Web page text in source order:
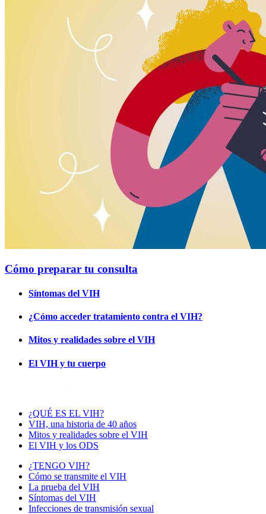
Cómo preparar tu consulta
Síntomas del VIH
¿Cómo acceder tratamiento contra el VIH?
Mitos y realidades sobre el VIH
El VIH y tu cuerpo
¿QUÉ ES EL VIH?
VIH, una historia de 40 años
Mitos y realidades sobre el VIH
El VIH y los ODS
¿TENGO VIH?
Cómo se transmite el VIH
La prueba del VIH
Síntomas del VIH
Infecciones de transmisión sexual